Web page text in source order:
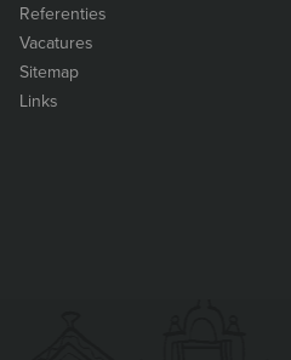
Referenties
Vacatures
Sitemap
Links